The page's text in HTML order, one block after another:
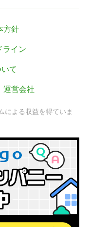
方針
ライン
て
運営会社
による収益を得ていま